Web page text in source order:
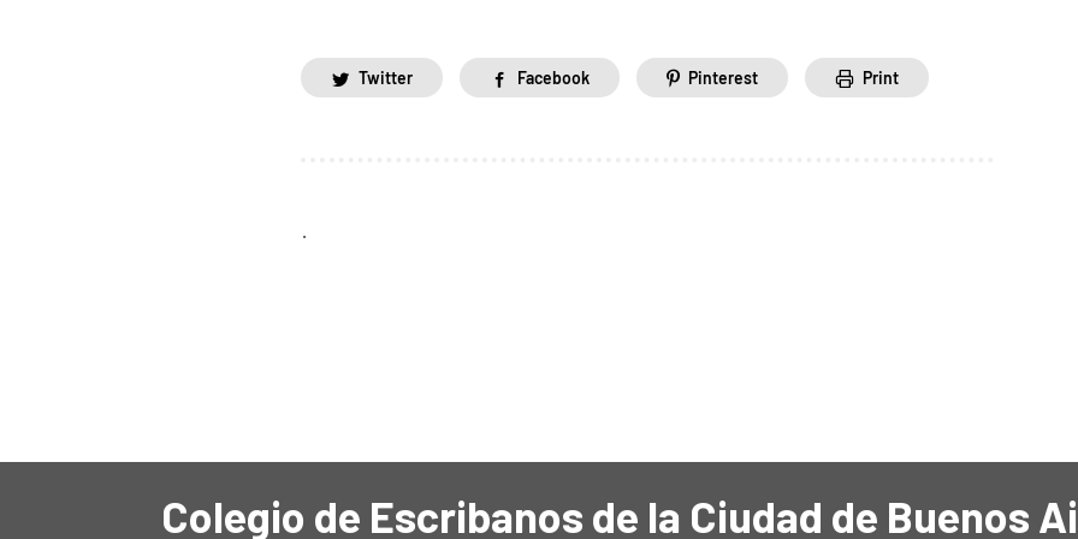
Twitter Facebook Pinterest Print
.
Colegio de Escribanos de la Ciudad de Buenos